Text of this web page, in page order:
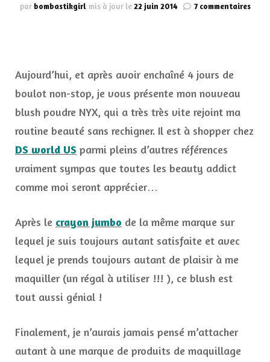
par bombastikgirl mis à jour le22 juin 2014 7 commentairessur
Aujourd’hui, et après avoir enchaîné 4 jours de
boulot non-stop, je vous présente mon nouveau
blush poudre NYX, qui a très très vite rejoint ma
routine beauté sans rechigner. Il est à shopper chez
DS world US parmi pleins d’autres références
vraiment sympas que toutes les beauty addict
comme moi seront apprécier…
Après le crayon jumbo de la même marque sur
lequel je suis toujours autant satisfaite et avec
lequel je prends toujours autant de plaisir à me
maquiller (un régal à utiliser !!! ), ce blush est
tout aussi génial !
Finalement, je n’aurais jamais pensé m’attacher
autant à une marque de produits de maquillage